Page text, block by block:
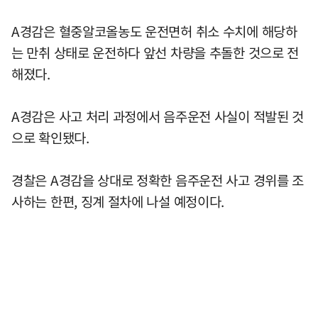
A경감은 혈중알코올농도 운전면허 취소 수치에 해당하
는 만취 상태로 운전하다 앞선 차량을 추돌한 것으로 전
해졌다.
A경감은 사고 처리 과정에서 음주운전 사실이 적발된 것
으로 확인됐다.
경찰은 A경감을 상대로 정확한 음주운전 사고 경위를 조
사하는 한편, 징계 절차에 나설 예정이다.